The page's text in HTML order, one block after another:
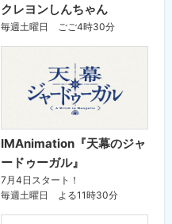
クレヨンしんちゃん
毎週土曜日 ごご4時30分
IMAnimation『天幕のジャ
ードゥーガル』
7月4日スタート！
毎週土曜日 よる11時30分